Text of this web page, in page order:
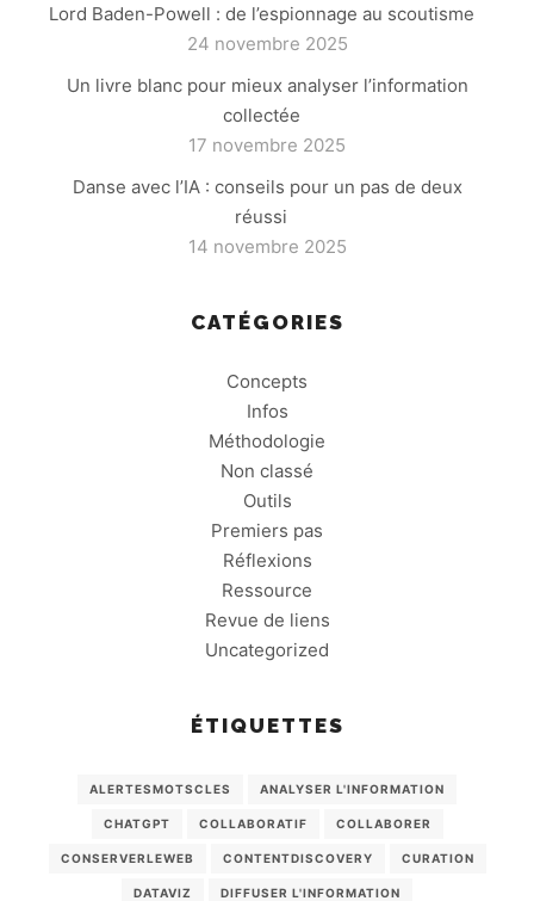
Lord Baden-Powell : de l’espionnage au scoutisme
24 novembre 2025
Un livre blanc pour mieux analyser l’information
collectée
17 novembre 2025
Danse avec l’IA : conseils pour un pas de deux
réussi
14 novembre 2025
CATÉGORIES
Concepts
Infos
Méthodologie
Non classé
Outils
Premiers pas
Réflexions
Ressource
Revue de liens
Uncategorized
ÉTIQUETTES
ALERTESMOTSCLES ANALYSER L'INFORMATION
CHATGPT COLLABORATIF COLLABORER
CONSERVERLEWEB CONTENTDISCOVERY CURATION
DATAVIZ DIFFUSER L'INFORMATION